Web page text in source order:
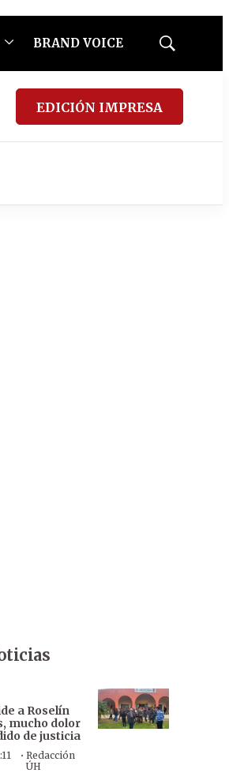
BRAND VOICE
Mostrar
EDICIÓN IMPRESA
a Roselín
mucho dolor
de justicia
· Redacción
ÚH